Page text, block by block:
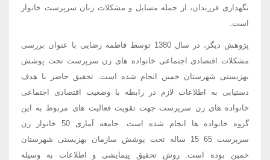
نگهداری فرزندان، از جمله مسایل و مشکلات زنان سرپرست خانوار
است.
پژوهش دیگر، در سال 1380 توسط فاطمه رضایی با عنوان بررسی
مشکلات اقتصادی اجتماعی خانواده های زن سرپرست تحت پوشش
بهزیستی شهرستان خمین انجام شده است. تحقیق حاضر با هدف
دستیابی به اطلاعات لازم در رابطه با وضعیت اقتصادی اجتماعی
خانواده های زن سرپرست جهت تقویت فعالیت های مربوط به این
گروه خانواده ها انجام شده است. جامعه آماری 50 خانوار زن
سرپرست 65 15 ساله تحت پوشش سازمان بهزیستی شهرستان
خمین بوده است. روش تحقیق پیمایشی و اطلاعات به وسیله